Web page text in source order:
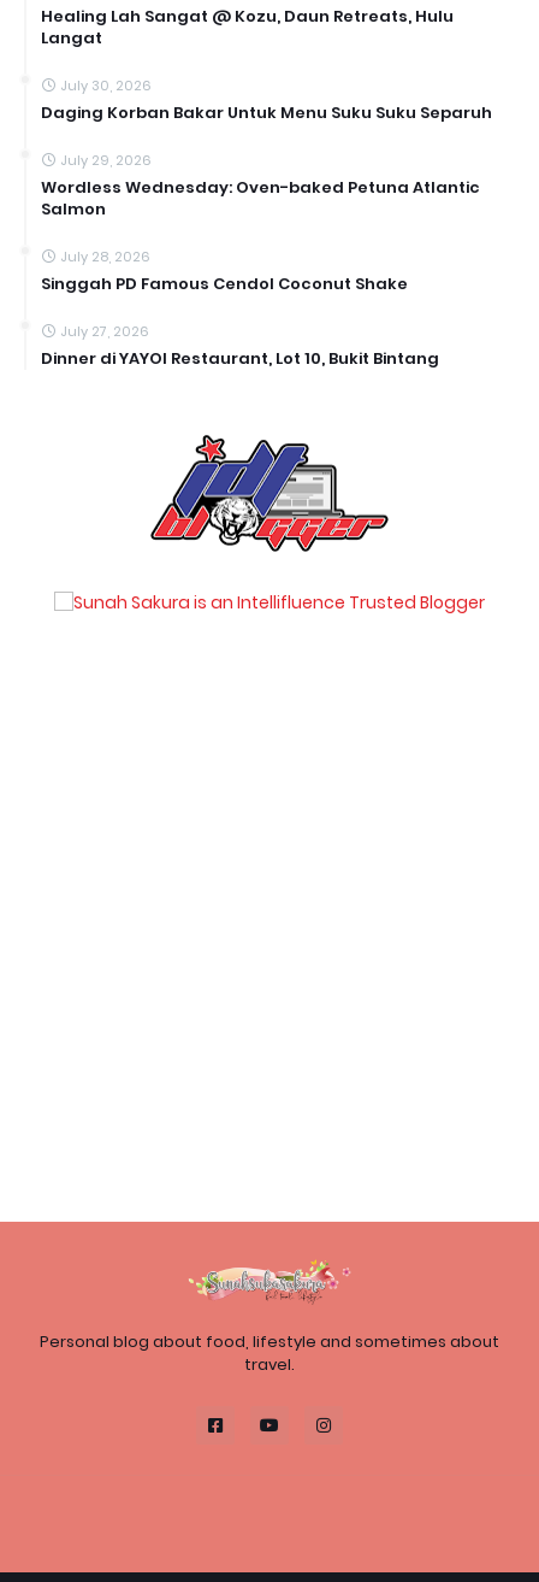
Healing Lah Sangat @ Kozu, Daun Retreats, Hulu
Langat
July 30, 2026
Daging Korban Bakar Untuk Menu Suku Suku Separuh
July 29, 2026
Wordless Wednesday: Oven-baked Petuna Atlantic
Salmon
July 28, 2026
Singgah PD Famous Cendol Coconut Shake
July 27, 2026
Dinner di YAYOI Restaurant, Lot 10, Bukit Bintang
Personal blog about food, lifestyle and sometimes about
travel.